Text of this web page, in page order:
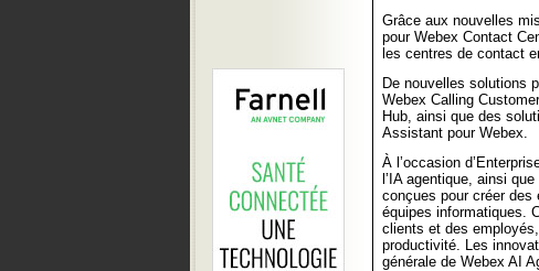
Grâce aux nouvelles
pour Webex Contact
les centres de contact
De nouvelles solutions
Webex Calling
Hub, ainsi que des
Assistant pour Webex.
À l’occasion
l’IA agentique, ainsi
conçues pour créer
équipes informatiques.
clients et des
productivité. Les
générale de Webex AI